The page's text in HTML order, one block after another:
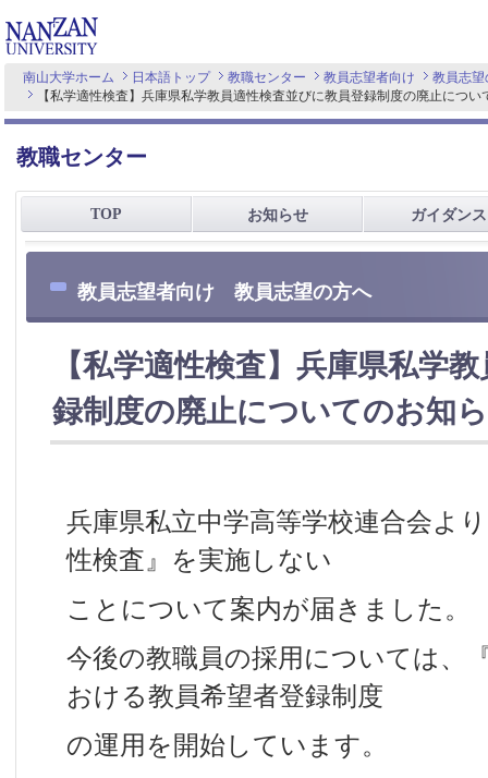
南山大学ホーム 日本語トップ 教職センター 教員志望者向け
教員志望
【私学適性検査】兵庫県私学教員適性検査並びに教員登録制度の廃止につい
教職センター
TOP お知らせ ガイダンス
教員志望者向け 教員志望の方へ
【私学適性検査】兵庫県私学
録制度の廃止についてのお知
兵庫県私立中学高等学校連合会よ
性検査』を実施しない
ことについて案内が届きました。
今後の教職員の採用については、
おける教員希望者登録制度
の運用を開始しています。